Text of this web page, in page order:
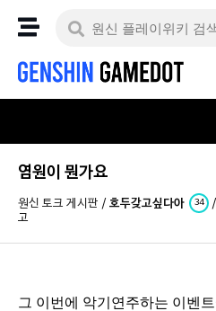
염원이 뭔가요
원신 토크 게시판 / 호두갖고싶다아 34 /
고
그 이번에 악기연주하는 이벤